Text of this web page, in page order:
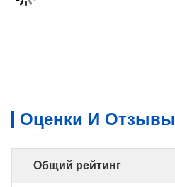
Оценки И Отзывы
Общий рейтинг